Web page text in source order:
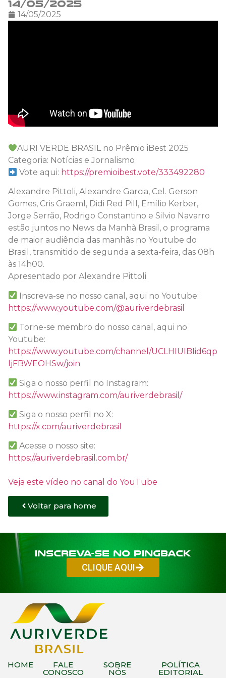
14/05/2025
14/05/2025
AURI VERDE BRASIL no Prêmio iBest 2025
Categoria: Notícias e Jornalismo
Vote aqui: https://premioibest.vote/333492280
Alexandre Pittoli, Alexandre Garcia, Cel. Gerson
Gomes, Cris Graeml, Didi Red Pill, Emílio Kerber,
Jorge Serrão, Rodrigo Constantino e Silvio Navarro
estão juntos no News da Manhã Brasil, o programa
de maior audiência das manhãs no Youtube do
Brasil, transmitido de segunda a sexta-feira, das 08h
às 14h00.
Apresentado por Alexandre Pittoli
Inscreva-se no nosso canal, aqui no Youtube:
https://www.youtube.com/@auriverdebrasil
Torne-se membro do nosso canal, aqui no
Youtube:
https://www.youtube.com/channel/UCLHIUIBIid6qp
ljFBWEOHSw/join
Siga o nosso perfil no Instagram:
https://www.instagram.com/auriverdebrasil/
Siga o nosso perfil no X:
https://x.com/auriverdebrasil
Acesse o nosso site:
https://auriverdebrasil.com.br/
Veja este vídeo no canal do YouTube
Voltar para home
Inscreva-se no PINGBACK
CLIQUE AQUI
HOME FALE
CONOSCO
SOBRE
NÓS
POLÍTICA
EDITORIAL